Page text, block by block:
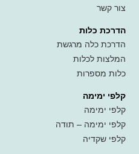
צור קשר
הדרכת כלות
הדרכת כלה מרגשת
המלצות לכלות
כלות מספרות
קלפי ימימה
קלפי ימימה
קלפי ימימה – תודה
קלפי שקדיה